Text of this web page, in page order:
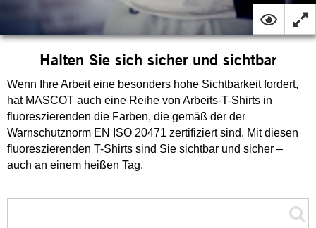
Halten Sie sich sicher und sichtbar
Wenn Ihre Arbeit eine besonders hohe Sichtbarkeit fordert,
hat MASCOT auch eine Reihe von Arbeits-T-Shirts in
fluoreszierenden die Farben, die gemäß der der
Warnschutznorm EN ISO 20471 zertifiziert sind. Mit diesen
fluoreszierenden T-Shirts sind Sie sichtbar und sicher –
auch an einem heißen Tag.